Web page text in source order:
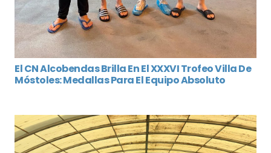
El CN Alcobendas Brilla En El XXXVI Trofeo Villa De
Móstoles: Medallas Para El Equipo Absoluto